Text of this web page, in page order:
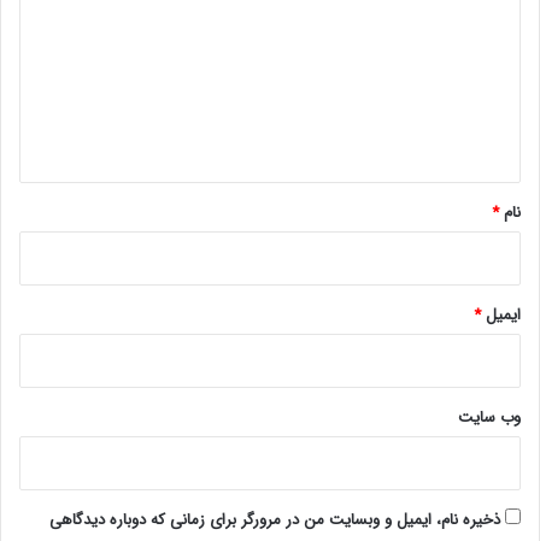
نام*
ایمیل*
وب‌ سایت
ذخیره نام، ایمیل و وبسایت من در مرورگر برای زمانی که دوباره دیدگاهی